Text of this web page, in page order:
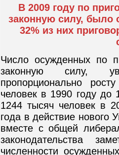
В 2009 году по
законную силу, было
32% из них
Число осужденных по
законную силу,
пропорционально
человек в 1990 году до
1244 тысяч человек в
года в действие нового
вместе с общей
законодательства
численности